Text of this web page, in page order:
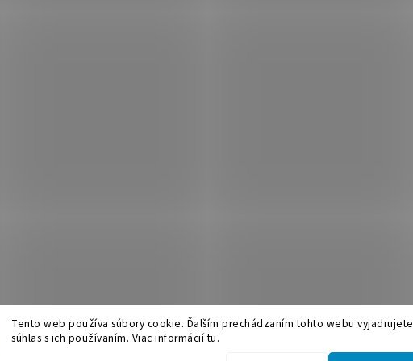
Tento web používa súbory cookie. Ďalším prechádzaním tohto webu vyjadrujete
súhlas s ich používaním. Viac informácií tu.